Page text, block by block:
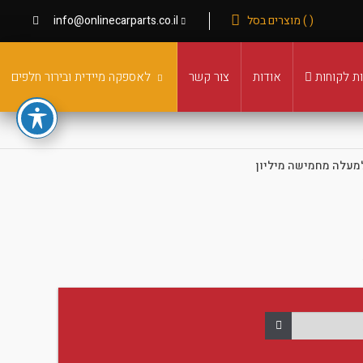
info@onlinecarparts.co.il ( ) מוצרים בסל
לקוחות אודות צור קשר לאספקה מיידית ובירור חלפים
מחמישה מיליון